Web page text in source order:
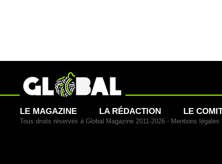
LE MAGAZINE LA RÉDACTION LE
Tous droits réservés à Global Magazine 2011-2026 - Mentions légales